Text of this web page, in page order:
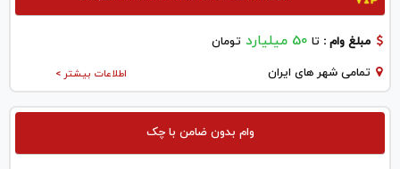
مبلغ وام : تا 50 میلیارد تومان
اطلاعات بیشتر > تمامی شهر های ایران
وام بدون ضامن با چک